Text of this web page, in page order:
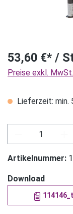
53,60 €* /
Preise exkl.
Lieferzeit: min.
Produkt
Artikelnummer:
Download